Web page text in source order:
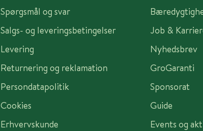
Spørgsmål og svar
Salgs- og leveringsbetingelser
Levering
Returnering og reklamation
Persondatapolitik
Cookies
Erhvervskunde
Job &
Nyhedsbrev
GroGaranti
Sponsorat
Guide
Events og